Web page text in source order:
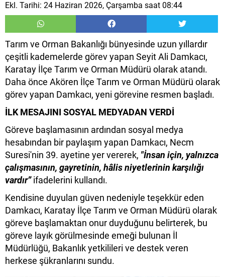
Ekl. Tarihi: 24 Haziran 2026, Çarşamba saat 08:44
Tarım ve Orman Bakanlığı bünyesinde uzun yıllardır
çeşitli kademelerde görev yapan Seyit Ali Damkacı,
Karatay İlçe Tarım ve Orman Müdürü olarak atandı.
Daha önce Akören İlçe Tarım ve Orman Müdürü olarak
görev yapan Damkacı, yeni görevine resmen başladı.
İLK MESAJINI SOSYAL MEDYADAN VERDİ
Göreve başlamasının ardından sosyal medya
hesabından bir paylaşım yapan Damkacı, Necm
Suresi'nin 39. ayetine yer vererek, "İnsan için, yalnızca
çalışmasının, gayretinin, hâlis niyetlerinin karşılığı
vardır”ifadelerini kullandı.
Kendisine duyulan güven nedeniyle teşekkür eden
Damkacı, Karatay İlçe Tarım ve Orman Müdürü olarak
göreve başlamaktan onur duyduğunu belirterek, bu
göreve layık görülmesinde emeği bulunan İl
Müdürlüğü, Bakanlık yetkilileri ve destek veren
herkese şükranlarını sundu.